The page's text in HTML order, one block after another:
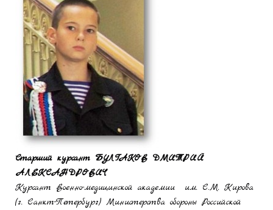
Старший курсант БУЛГАКОВ ДМИТРИЙ
АЛЕКСАНДРОВИЧ
Курсант Военно-медицинской академии им. С.М. Кирова
(г. Санкт-Петербург) Министерства обороны Российской